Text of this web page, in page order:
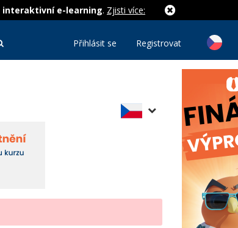
interaktivní e-learning. Zjisti více:
Přihlásit se Registrovat